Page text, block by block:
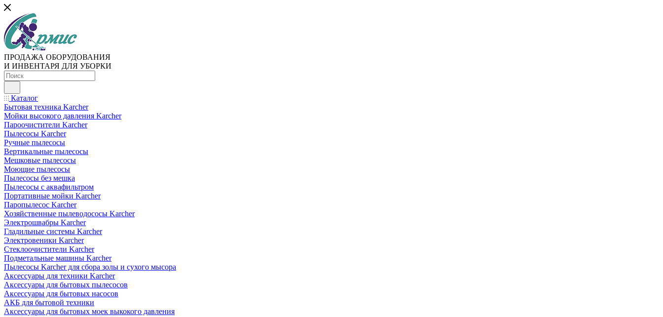
ПРОДАЖА ОБОРУДОВАНИЯ
И ИНВЕНТАРЯ ДЛЯ УБОРКИ
Каталог
Бытовая техника Karcher
Мойки высокого давления Karcher
Пароочистители Karcher
Пылесосы Karcher
Ручные пылесосы
Вертикальные пылесосы
Мешковые пылесосы
Моющие пылесосы
Пылесосы без мешка
Пылесосы с аквафильтром
Портативные мойки Karcher
Паропылесос Karcher
Хозяйственные пылеводососы Karcher
Электрошвабры Karcher
Гладильные системы Karcher
Электровеники Karcher
Стеклоочистители Karcher
Подметальные машины Karcher
Пылесосы Karcher для сбора золы и сухого мысора
Аксессуары для техники Karcher
Аксессуары для бытовых пылесосов
Аксессуары для бытовых насосов
АКБ для бытовой техники
Аксессуары для бытовых моек выкокого давления